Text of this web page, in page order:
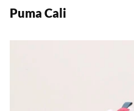
Puma Cali